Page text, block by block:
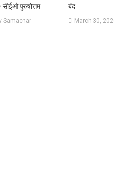
सीईओ पुरुषोत्तम
Samachar
बंद
March 30,